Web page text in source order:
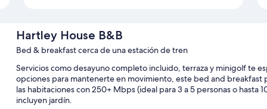
Hartley House B&B
Bed & breakfast cerca de una estación de tren
Servicios como desayuno completo incluido, terraza y minigolf te
opciones para mantenerte en movimiento, este bed and
las habitaciones con 250+ Mbps (ideal para 3 a 5 personas o
incluyen jardín.